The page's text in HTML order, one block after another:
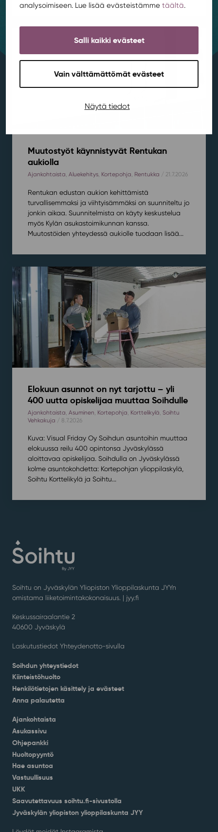
analysoimiseen. Lue lisää evästeistämme täältä.
Salli kaikki evästeet
Vain välttämättömät evästeet
Näytä tiedot
Muutostyöt käynnistyvät Rentukan
aukiolla
Ajankohtaista, Aluekehitys, Kortepohja, Rentukka / 21.7.2026
Rentukan edustan aukion kehittämistä
turvallisemmaksi ja viihtyisämmäksi on suunniteltu jo
jonkin aikaa. Suunnitelmista on käyty keskustelua
myös Kylän asukastoimikunnan kanssa.
Muutostöiden yhteydessä aukiolle tuodaan lisää...
Elokuun asunnot on nyt tarjottu – yli
400 uutta opiskelijaa muuttaa Soihdulle
Ajankohtaista Asuminen Kortepohja Korttelikylä Soihtu
Vehkakuja / 8.7.2026
Kuva: Visual Friday Oy Soihdun asuntoihin muuttaa
elokuussa reilu 400 opintonsa Jyväskylässä
aloittavaa opiskelijaa. Soihdulla on Jyväskylässä
kolme asuntokohdetta: Kortepohjan ylioppilaskylä,
Soihtu Korttelikylä ja Soihtu...
Soihtu on Jyväskylän Yliopiston Ylioppilaskunta JYYn
omistama liiketoimintakokonaisuus. | jyy.fi
Keskussairaalantie 2
40600 Jyväskylä
Laskutustiedot Yhteydenotto-sivulla
Soihdun yhteystiedot
Kiinteistöhuolto
Henkilötietojen käsittely ja evästeet
Anna palautetta
Ajankohtaista
Asukassivu
Ohjepankki
Huoltopyyntö
Hae asuntoa
Vastuullisuus
UKK
Saavutettavuus soihtu.fi-sivustolla
Jyväskylän yliopiston ylioppilaskunta JYY